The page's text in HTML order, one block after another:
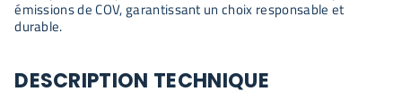
émissions de COV, garantissant un choix responsable et
durable.
DESCRIPTION TECHNIQUE